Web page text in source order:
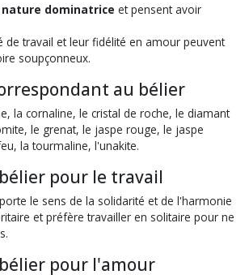
nature dominatrice et pensent avoir
de travail et leur fidélité en amour peuvent
soupçonneux.
au bélier
la cornaline, le cristal de roche, le diamant
le grenat, le jaspe rouge, le jaspe
la tourmaline, l'unakite.
pour le travail
le sens de la solidarité et de l'harmonie
et préfère travailler en solitaire pour ne
pour l'amour